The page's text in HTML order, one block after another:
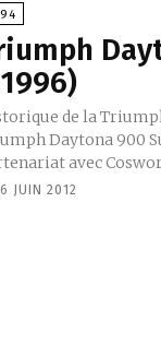
de la Triumph
Daytona 900
avec
JUIN 2012